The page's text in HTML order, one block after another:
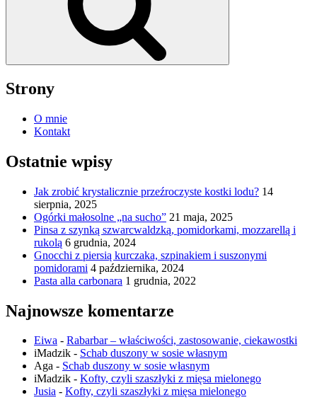
Strony
O mnie
Kontakt
Ostatnie wpisy
Jak zrobić krystalicznie przeźroczyste kostki lodu? 14
sierpnia, 2025
Ogórki małosolne „na sucho” 21 maja, 2025
Pinsa z szynką szwarcwaldzką, pomidorkami, mozzarellą i
rukolą 6 grudnia, 2024
Gnocchi z piersią kurczaka, szpinakiem i suszonymi
pomidorami 4 października, 2024
Pasta alla carbonara 1 grudnia, 2022
Najnowsze komentarze
Eiwa - Rabarbar – właściwości, zastosowanie, ciekawostki
iMadzik - Schab duszony w sosie własnym
Aga - Schab duszony w sosie własnym
iMadzik - Kofty, czyli szaszłyki z mięsa mielonego
Jusia - Kofty, czyli szaszłyki z mięsa mielonego